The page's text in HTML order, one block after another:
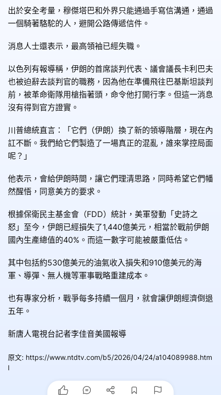
出於安全考量，穆傑塔巴和外界只能通過手寫信溝通，通過
一個騎著駱駝的人，避開公路傳遞信件。
消息人士還表示，最高領袖已經失職。
以色列有報導稱，伊朗的首席談判代表、議會議長卡利巴夫
也被迫辭去談判官的職務，因為他在準備飛往巴基斯坦談判
前，被革命衛隊用槍指著頭，命令他打開行李。但這一消息
沒有得到官方證實。
川普總統直言：「它們（伊朗）換了新的領導階層，現在內
訌不斷。我們給它們製造了一場真正的混亂，誰來掌控局面
呢？」
他表示，會給伊朗時間，讓它們理清思路，同時希望它們幡
然醒悟，同意美方的要求。
根據保衛民主基金會（FDD）統計，美軍發動「史詩之
怒」至今，伊朗已經損失了1,440億美元，相當於戰前伊朗
國內生產總值的40%。而這一數字可能被嚴重低估。
其中包括約530億美元的油氣收入損失和910億美元的海
軍、導彈、無人機等軍事戰略重建成本。
也有專家分析，戰爭每多持續一個月，就會讓伊朗經濟倒退
五年。
新唐人電視台記者李佳音美國報導
原文: https://www.ntdtv.com/b5/2026/04/24/a104089988.htm
l